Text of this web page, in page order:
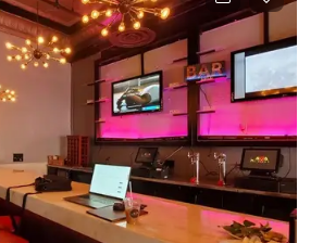
épurée et des arômes alléchants.
briques blanches servent de toile de